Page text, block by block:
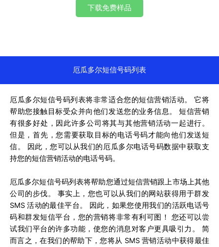
下载免费样品
厄瓜多尔短信号码列表
厄瓜多尔短信号码列表将非常适合您的短信营销活动。 它将
帮助您接触目标受众并向他们发送您的业务信息。 短信营销
有很多好处，因此许多公司将其与其他营销活动一起进行。
但是，首先，您需要获取目标的电话号码才能向他们发送短
信。 因此，您可以从我们的厄瓜多尔电话号码数据中获取支
持您的短信营销活动的电话号码。
厄瓜多尔短信号码列表将帮助您通过短信营销跟上市场上其他
公司的步伐。 事实上，您也可以从我们的网站获得用于群发
SMS 活动的最佳平台。 因此，如果您使用我们的活跃电话号
码和群发短信平台，您的营销将非常有利可图！ 您还可以尝
试我们平台的许多功能，使您的消息对客户更具吸引力。 简
而言之，在我们的帮助下，您将从 SMS 营销活动中获得最佳